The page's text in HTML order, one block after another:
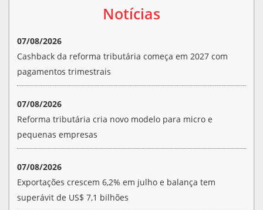
Notícias
07/08/2026
Cashback da reforma tributária começa em 2027 com
pagamentos trimestrais
07/08/2026
Reforma tributária cria novo modelo para micro e
pequenas empresas
07/08/2026
Exportações crescem 6,2% em julho e balança tem
superávit de US$ 7,1 bilhões